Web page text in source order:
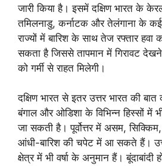
जारी किया है। इसमें दक्षिण भारत के
तमिलनाडु, कर्नाटक और तेलंगाना के
राज्यों में बारिश के साथ तेज रफ्तार
सकता है जिससे तापमान में गिरावट
को गर्मी से राहत मिलेगी।
दक्षिण भारत से इतर उत्तर भारत की
बंगाल और ओडिशा के विभिन्न हिस्सों में
जा सकती है। पूर्वोत्तर में असम,
आंधी-बारिश की चपेट में आ सकते हैं।
क्षेत्र में भी वर्षा के अनुमान हैं। बूंदाबांदी